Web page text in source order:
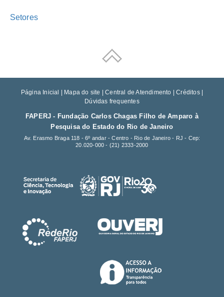
Setores
Página Inicial Mapa do site |Central de Atendimento |Créditos|
Dúvidas frequentes
FAPERJ - Fundação Carlos Chagas Filho de Amparo à
Pesquisa do Estado do Rio de Janeiro
Av. Erasmo Braga 118 - 6º andar - Centro - Rio de Janeiro - RJ - Cep:
20.020-000 - (21) 2333-2000